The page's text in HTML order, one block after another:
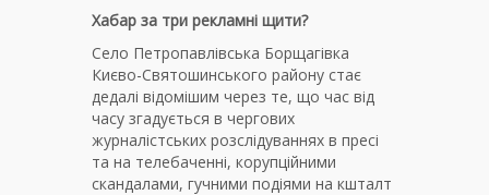
Хабар за три рекламні щити?
Село Петропавлівська Борщагівка
Києво-Святошинського району стає
дедалі відомішим через те, що час від
часу згадується в чергових
журналістських розслідуваннях в пресі
та на телебаченні, корупційними
скандалами, гучними подіями на кшталт